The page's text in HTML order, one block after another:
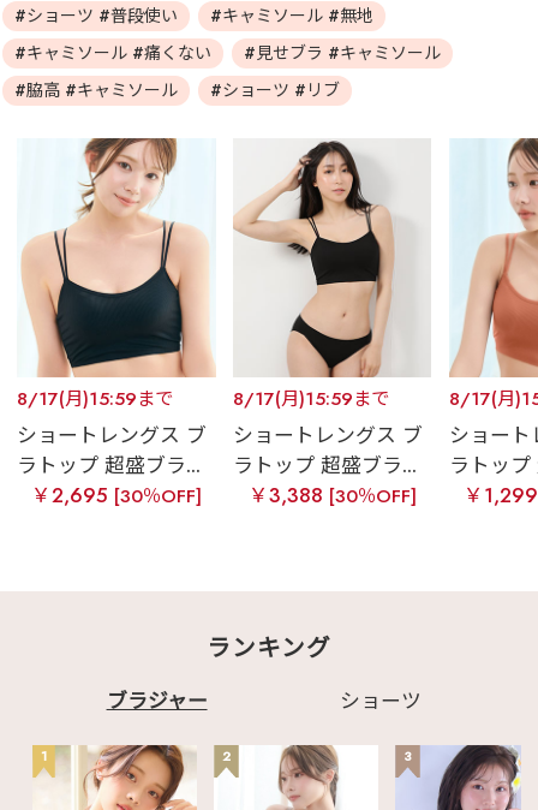
#ショーツ #普段使い
#キャミソール #無地
#キャミソール #痛くない
#見せブラ #キャミソール
#脇高 #キャミソール
#ショーツ #リブ
8/17(月)15:59まで
ショートレングス ブ
ラトップ 超盛ブラ...
￥2,695 [30％OFF]
8/17(月)15:59まで
ショートレングス ブ
ラトップ 超盛ブラ...
￥3,388 [30％OFF]
8/17(月
ショー
ラトップ
￥
ランキング
ブラジャー ショーツ
1 2 3